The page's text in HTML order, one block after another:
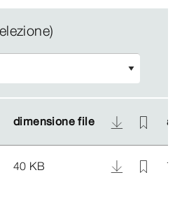
dimensione file
dimensione file
40 KB